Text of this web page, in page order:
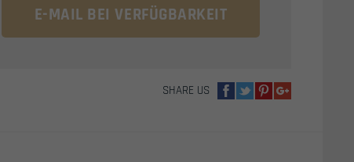
E-MAIL BEI VERFÜGBARKEIT
SHARE US